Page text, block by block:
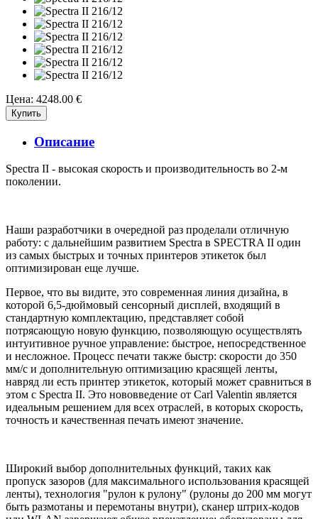
Цена: 4248.00 €
Описание
Spectra II - высокая скорость и производительность во 2-м
поколении.
Наши разработчики в очередной раз проделали отличную
работу: с дальнейшим развитием Spectra в SPECTRA II один
из самых быстрых и точных принтеров этикеток был
оптимизирован еще лучше.
Первое, что вы видите, это современная линия дизайна, в
которой 6,5-дюймовый сенсорный дисплей, входящий в
стандартную комплектацию, представляет собой
потрясающую новую функцию, позволяющую осуществлять
интуитивное ручное управление: быстрое, непосредственное
и несложное. Процесс печати также быстр: скорости до 350
мм/с и дополнительную оптимизацию красящей ленты,
навряд ли есть принтер этикеток, который может сравниться в
этом с Spectra II. Это нововведение от Carl Valentin является
идеальным решением для всех отраслей, в которых скорость,
точность и качественная печать имеют значение.
Широкий выбор дополнительных функций, таких как
пропуск зазоров (для максимального использования красящей
ленты), технология "рулон к рулону" (рулоны до 200 мм могут
быть размотаны и перемотаны внутри), сканер штрих-кодов